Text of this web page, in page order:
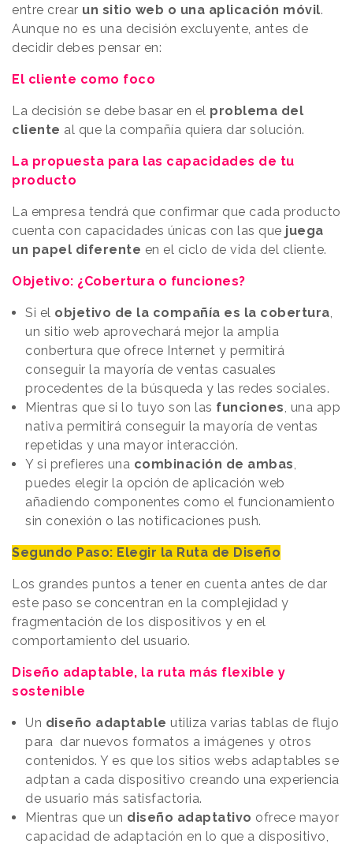
entre crear un sitio web o una aplicación móvil.
Aunque no es una decisión excluyente, antes de
decidir debes pensar en:
El cliente como foco
La decisión se debe basar en el problema del
cliente al que la compañía quiera dar solución.
La propuesta para las capacidades de tu
producto
La empresa tendrá que confirmar que cada producto
cuenta con capacidades únicas con las que juega
un papel diferente en el ciclo de vida del cliente.
Objetivo: ¿Cobertura o funciones?
Si el objetivo de la compañía es la cobertura,
un sitio web aprovechará mejor la amplia
conbertura que ofrece Internet y permitirá
conseguir la mayoría de ventas casuales
procedentes de la búsqueda y las redes sociales.
Mientras que si lo tuyo son las funciones, una app
nativa permitirá conseguir la mayoría de ventas
repetidas y una mayor interacción.
Y si prefieres una combinación de ambas,
puedes elegir la opción de aplicación web
añadiendo componentes como el funcionamiento
sin conexión o las notificaciones push.
Segundo Paso: Elegir la Ruta de Diseño
Los grandes puntos a tener en cuenta antes de dar
este paso se concentran en la complejidad y
fragmentación de los dispositivos y en el
comportamiento del usuario.
Diseño adaptable, la ruta más flexible y
sostenible
Un diseño adaptable utiliza varias tablas de flujo
para dar nuevos formatos a imágenes y otros
contenidos. Y es que los sitios webs adaptables se
adptan a cada dispositivo creando una experiencia
de usuario más satisfactoria.
Mientras que un diseño adaptativo ofrece mayor
capacidad de adaptación en lo que a dispositivo,